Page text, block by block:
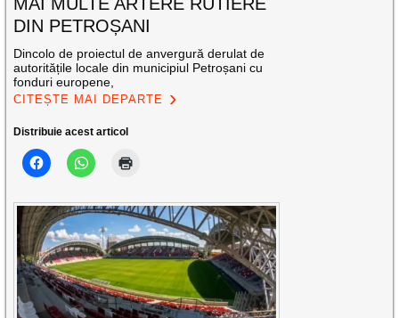
DIN PETROȘANI
Dincolo de proiectul de anvergură derulat de
autoritățile locale din municipiul Petroșani cu
fonduri europene,
CITEȘTE MAI DEPARTE
Distribuie acest articol